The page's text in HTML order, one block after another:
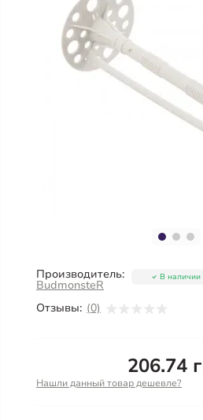
Производитель:
BudmonsteR
Отзывы: (0)
В наличии
206.74
Нашли данный товар дешевле?